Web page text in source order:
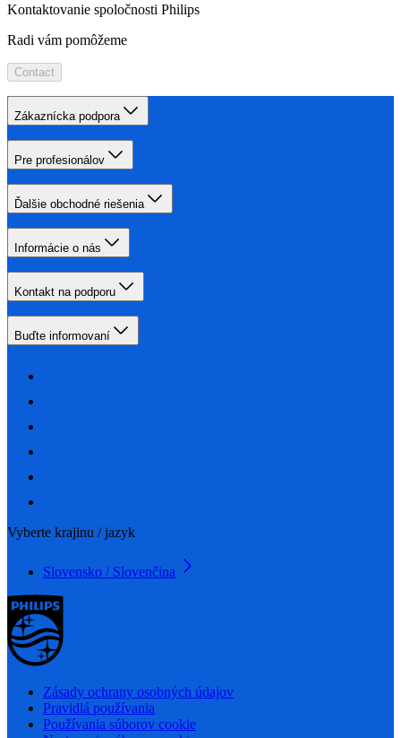
Kontaktovanie spoločnosti Philips
Radi vám pomôžeme
Contact
Zákaznícka podpora
Pre profesionálov
Ďalšie obchodné riešenia
Informácie o nás
Kontakt na podporu
Buďte informovaní
Vyberte krajinu / jazyk
Slovensko / Slovenčina
Zásady ochrany osobných údajov
Pravidlá používania
Používania súborov cookie